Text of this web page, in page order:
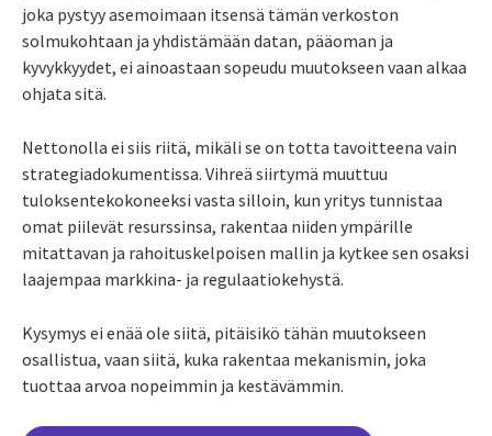
joka pystyy asemoimaan itsensä tämän verkoston
solmukohtaan ja yhdistämään datan, pääoman ja
kyvykkyydet, ei ainoastaan sopeudu muutokseen vaan alkaa
ohjata sitä.
Nettonolla ei siis riitä, mikäli se on totta tavoitteena vain
strategiadokumentissa. Vihreä siirtymä muuttuu
tuloksentekokoneeksi vasta silloin, kun yritys tunnistaa
omat piilevät resurssinsa, rakentaa niiden ympärille
mitattavan ja rahoituskelpoisen mallin ja kytkee sen osaksi
laajempaa markkina- ja regulaatiokehystä.
Kysymys ei enää ole siitä, pitäisikö tähän muutokseen
osallistua, vaan siitä, kuka rakentaa mekanismin, joka
tuottaa arvoa nopeimmin ja kestävämmin.